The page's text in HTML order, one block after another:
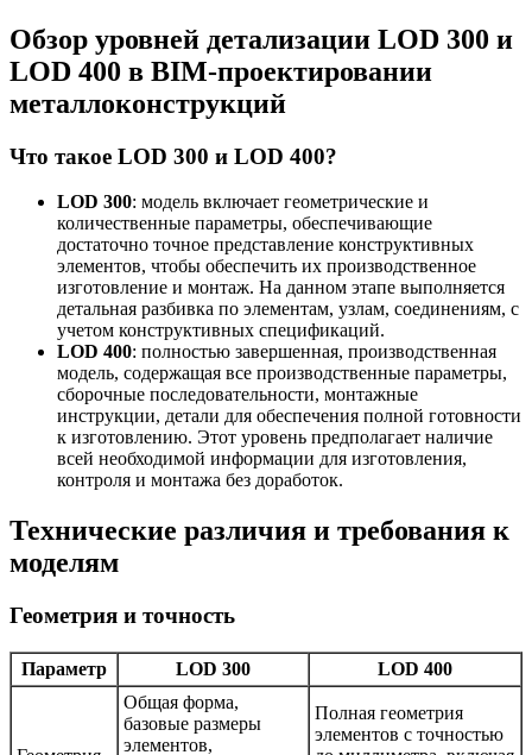
Обзор уровней детализации LOD 300 и
LOD 400 в BIM-проектировании
металлоконструкций
Что такое LOD 300 и LOD 400?
LOD 300: модель включает геометрические и
количественные параметры, обеспечивающие
достаточно точное представление конструктивных
элементов, чтобы обеспечить их производственное
изготовление и монтаж. На данном этапе выполняется
детальная разбивка по элементам, узлам, соединениям, с
учетом конструктивных спецификаций.
LOD 400: полностью завершенная, производственная
модель, содержащая все производственные параметры,
сборочные последовательности, монтажные
инструкции, детали для обеспечения полной готовности
к изготовлению. Этот уровень предполагает наличие
всей необходимой информации для изготовления,
контроля и монтажа без доработок.
Технические различия и требования к
моделям
Геометрия и точность
Параметр LOD 300 LOD 400
Общая форма,
базовые размеры
элементов,
Полная геометрия
элементов с точностью